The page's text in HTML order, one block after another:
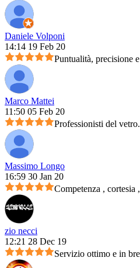
Daniele Volponi
14:14 19 Feb 20
Puntualità, precisione
Marco Mattei
11:50 05 Feb 20
Professionisti del
Massimo Longo
16:59 30 Jan 20
Competenza , cortesia
zio necci
12:21 28 Dec 19
Servizio ottimo e in